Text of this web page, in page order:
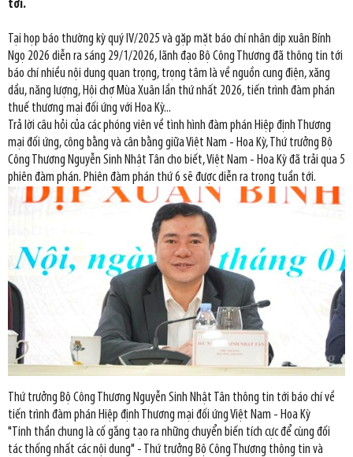
tới.
Tại họp báo thường kỳ quý IV/2025 và gặp mặt báo chí nhân dịp xuân Bính
Ngọ 2026 diễn ra sáng 29/1/2026, lãnh đạo Bộ Công Thương đã thông tin tới
báo chí nhiều nội dung quan trọng, trọng tâm là về nguồn cung điện, xăng
dầu, năng lượng, Hội chợ Mùa Xuân lần thứ nhất 2026, tiến trình đàm phán
thuế thương mại đối ứng với Hoa Kỳ...
Trả lời câu hỏi của các phóng viên về tình hình đàm phán Hiệp định Thương
mại đối ứng, công bằng và cân bằng giữa Việt Nam - Hoa Kỳ, Thứ trưởng Bộ
Công Thương Nguyễn Sinh Nhật Tân cho biết, Việt Nam - Hoa Kỳ đã trải qua 5
phiên đàm phán. Phiên đàm phán thứ 6 sẽ được diễn ra trong tuần tới.
Thứ trưởng Bộ Công Thương Nguyễn Sinh Nhật Tân thông tin tới báo chí về
tiến trình đàm phán Hiệp định Thương mại đối ứng Việt Nam - Hoa Kỳ
"Tinh thần chung là cố gắng tạo ra những chuyển biến tích cực để cùng đối
tác thống nhất các nội dung" - Thứ trưởng Bộ Công Thương thông tin và